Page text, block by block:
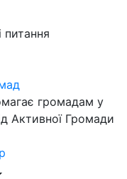
питання
громадам у
Активної Громади